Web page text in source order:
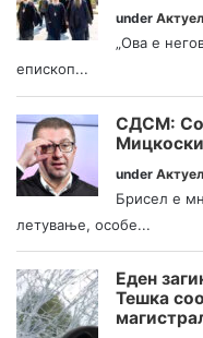
under
„Ова е
епископ...
СДСМ: Со
Мицкоски
under
Брисел е
летување, особе...
Еден
Тешка